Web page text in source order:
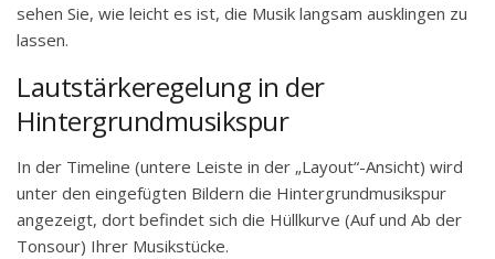
sehen Sie, wie leicht es ist, die Musik langsam ausklingen zu
lassen.
Lautstärkeregelung in der
Hintergrundmusikspur
In der Timeline (untere Leiste in der „Layout“-Ansicht) wird
unter den eingefügten Bildern die Hintergrundmusikspur
angezeigt, dort befindet sich die Hüllkurve (Auf und Ab der
Tonsour) Ihrer Musikstücke.